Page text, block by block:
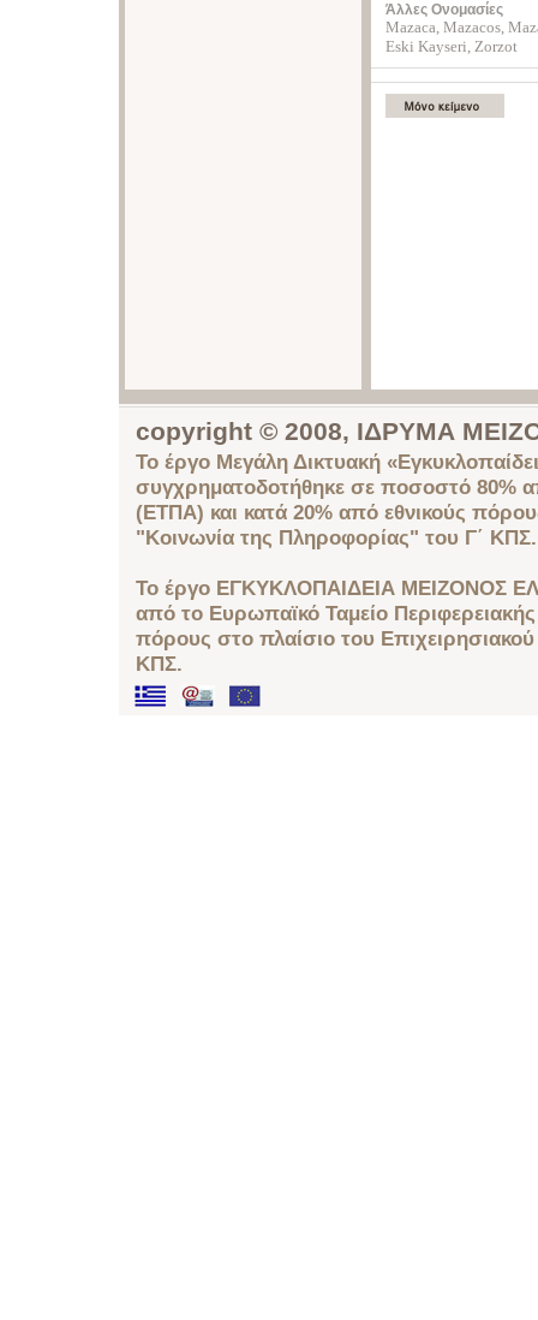
Άλλες Ονομασίες
Mazaca, Mazacos,
Eski Kayseri, Zorzot
copyright © 2008, ΙΔΡΥΜΑ
Το έργο Μεγάλη Δικτυακή
συγχρηματοδοτήθηκε σε ποσοστό 80%
(ΕΤΠΑ) και κατά 20% από εθνικούς
"Κοινωνία της Πληροφορίας" του Γ΄ ΚΠΣ.
Το έργο ΕΓΚΥΚΛΟΠΑΙΔΕΙΑ ΜΕΙΖΟΝΟΣ
από το Ευρωπαϊκό Ταμείο
πόρους στο πλαίσιο του
ΚΠΣ.